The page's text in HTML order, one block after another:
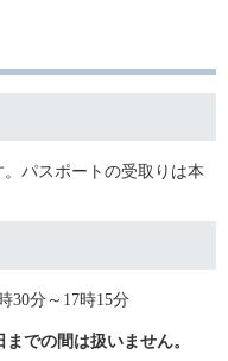
パスポートの受取りは本
分～17時15分
での間は扱いません。